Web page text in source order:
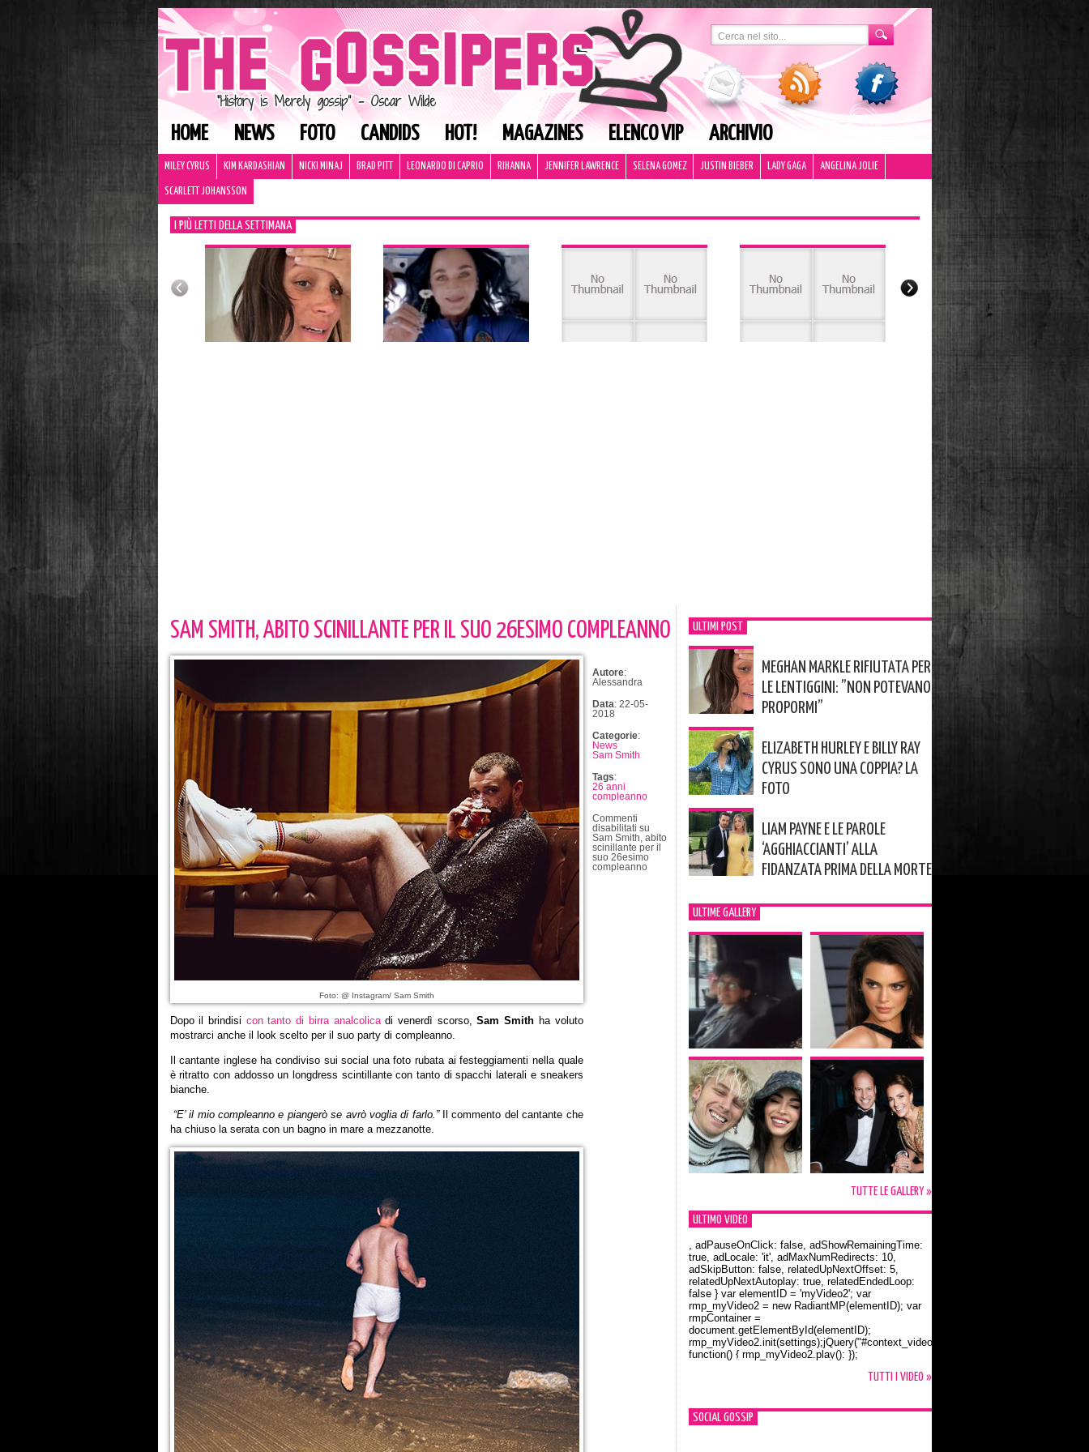
HOME NEWS FOTO CANDIDS HOT! MAGAZINES ELENCO VIP ARCHIVIO
MILEY CYRUS KIM KARDASHIAN NICKI MINAJ BRAD PITT LEONARDO DI CAPRIO RIHANNA JENNIFER LAWRENCE SELENA GOMEZ JUSTIN BIEBER LADY GAGA ANGELINA JOLIE
SCARLETT JOHANSSON
I PIÙ LETTI DELLA SETTIMANA
SAM SMITH, ABITO SCINILLANTE PER IL SUO 26ESIMO COMPLEANNO
Foto: @ Instagram/ Sam Smith
Dopo il brindisi con tanto di birra analcolicadi venerdì scorso,Sam Smith ha voluto
mostrarci anche il look scelto per il suo party di compleanno.
Il cantante inglese ha condiviso sui social una foto rubata ai festeggiamenti nella quale
è ritratto con addosso un longdress scintillante con tanto di spacchi laterali e sneakers
bianche.
“E’ il mio compleanno e piangerò se avrò voglia di farlo.”Il commento del cantante che
ha chiuso la serata con un bagno in mare a mezzanotte.
Autore:
Alessandra
Data: 22-05-
2018
Categorie:
News
Sam Smith
Tags:
26 anni
compleanno
Commenti
disabilitati su
Sam Smith, abito
scinillante per il
suo 26esimo
compleanno
ULTIMI POST
MEGHAN MARKLE RIFIUTATA PER
LE LENTIGGINI: ”NON POTEVANO
PROPORMI”
ELIZABETH HURLEY E BILLY RAY
CYRUS SONO UNA COPPIA? LA
FOTO
LIAM PAYNE E LE PAROLE
‘AGGHIACCIANTI’ ALLA
FIDANZATA PRIMA DELLA MORTE
ULTIME GALLERY
TUTTE LE GALLERY »
ULTIMO VIDEO
Orlando Bloom e la t-shirt dedicata a Flynn
, adPauseOnClick: false, adShowRemainingTime:
true, adLocale: 'it', adMaxNumRedirects: 10,
adSkipButton: false, relatedUpNextOffset: 5,
relatedUpNextAutoplay: true, relatedEndedLoop:
false } var elementID = 'myVideo2'; var
rmp_myVideo2 = new RadiantMP(elementID); var
rmpContainer =
document.getElementById(elementID);
rmp_myVideo2.init(settings);jQuery("#context_video2").one("mouseover",
function() { rmp_myVideo2.play(); });
TUTTI I VIDEO »
SOCIAL GOSSIP